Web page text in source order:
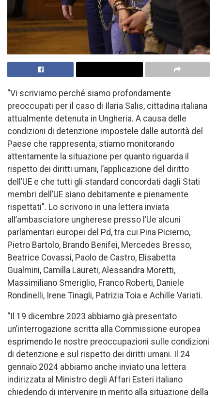
“Vi scriviamo perché siamo profondamente
preoccupati per il caso di Ilaria Salis, cittadina italiana
attualmente detenuta in Ungheria. A causa delle
condizioni di detenzione impostele dalle autorità del
Paese che rappresenta, stiamo monitorando
attentamente la situazione per quanto riguarda il
rispetto dei diritti umani, l’applicazione del diritto
dell’UE e che tutti gli standard concordati dagli Stati
membri dell’UE siano debitamente e pienamente
rispettati”. Lo scrivono in una lettera inviata
all’ambasciatore ungherese presso l’Ue alcuni
parlamentari europei del Pd, tra cui Pina Picierno,
Pietro Bartolo, Brando Benifei, Mercedes Bresso,
Beatrice Covassi, Paolo de Castro, Elisabetta
Gualmini, Camilla Laureti, Alessandra Moretti,
Massimiliano Smeriglio, Franco Roberti, Daniele
Rondinelli, Irene Tinagli, Patrizia Toia e Achille Variati.
“Il 19 dicembre 2023 abbiamo già presentato
un’interrogazione scritta alla Commissione europea
esprimendo le nostre preoccupazioni sulle condizioni
di detenzione e sul rispetto dei diritti umani. Il 24
gennaio 2024 abbiamo anche inviato una lettera
indirizzata al Ministro degli Affari Esteri italiano
chiedendo di intervenire in merito alla situazione della